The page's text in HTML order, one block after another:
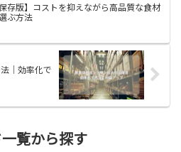
保存版】コストを抑えながら高品質な食材
ぶ方法
｜効率化で
覧から探す